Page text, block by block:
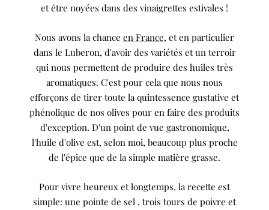
et être noyées dans des vinaigrettes estivales !
Nous avons la chance en France, et en particulier
dans le Luberon, d'avoir des variétés et un terroir
qui nous permettent de produire des huiles très
aromatiques. C'est pour cela que nous nous
efforçons de tirer toute la quintessence gustative et
phénolique de nos olives pour en faire des produits
d'exception. D'un point de vue gastronomique,
l'huile d'olive est, selon moi, beaucoup plus proche
de l'épice que de la simple matière grasse.
Pour vivre heureux et longtemps, la recette est
simple: une pointe de sel , trois tours de poivre et